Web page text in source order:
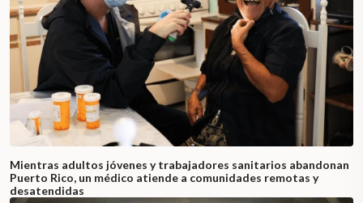
Mientras adultos jóvenes y trabajadores sanitarios abandonan
Puerto Rico, un médico atiende a comunidades remotas y
desatendidas